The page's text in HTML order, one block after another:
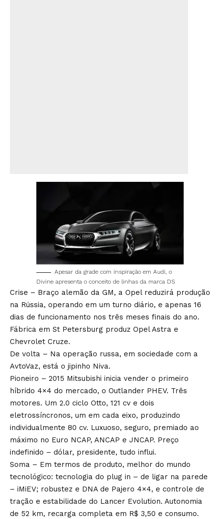
Apesar da grade com inspiração em Audi, o
Divine apresenta o conceito de linhas da marca DS
Crise – Braço alemão da GM, a Opel reduzirá produção
na Rússia, operando em um turno diário, e apenas 16
dias de funcionamento nos três meses finais do ano.
Fábrica em St Petersburg produz Opel Astra e
Chevrolet Cruze.
De volta – Na operação russa, em sociedade com a
AvtoVaz, está o jipinho Niva.
Pioneiro – 2015 Mitsubishi inicia vender o primeiro
híbrido 4×4 do mercado, o Outlander PHEV. Três
motores. Um 2.0 ciclo Otto, 121 cv e dois
eletrossíncronos, um em cada eixo, produzindo
individualmente 80 cv. Luxuoso, seguro, premiado ao
máximo no Euro NCAP, ANCAP e JNCAP. Preço
indefinido – dólar, presidente, tudo influi.
Soma – Em termos de produto, melhor do mundo
tecnológico: tecnologia do plug in – de ligar na parede
– iMiEV; robustez e DNA de Pajero 4×4, e controle de
tração e estabilidade do Lancer Evolution. Autonomia
de 52 km, recarga completa em R$ 3,50 e consumo.